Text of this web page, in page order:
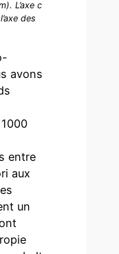
L’axe c
des
avons
entre
aux
un